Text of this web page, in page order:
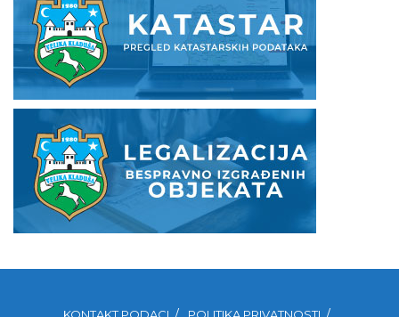
KONTAKT PODACI POLITIKA PRIVATNOSTI